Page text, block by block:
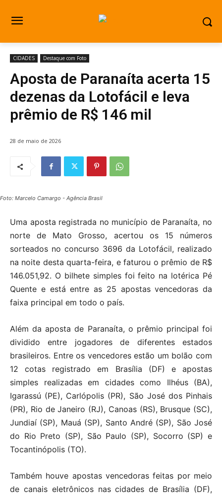
CIDADES Destaque com Foto
Aposta de Paranaíta acerta 15
dezenas da Lotofácil e leva
prêmio de R$ 146 mil
28 de maio de 2026
Foto: Marcelo Camargo - Agência Brasil
Uma aposta registrada no município de Paranaíta, no
norte de Mato Grosso, acertou os 15 números
sorteados no concurso 3696 da Lotofácil, realizado
na noite desta quarta-feira, e faturou o prêmio de R$
146.051,92. O bilhete simples foi feito na lotérica Pé
Quente e está entre as 25 apostas vencedoras da
faixa principal em todo o país.
Além da aposta de Paranaíta, o prêmio principal foi
dividido entre jogadores de diferentes estados
brasileiros. Entre os vencedores estão um bolão com
12 cotas registrado em Brasília (DF) e apostas
simples realizadas em cidades como Ilhéus (BA),
Igarassú (PE), Carlópolis (PR), São José dos Pinhais
(PR), Rio de Janeiro (RJ), Canoas (RS), Brusque (SC),
Jundiaí (SP), Mauá (SP), Santo André (SP), São José
do Rio Preto (SP), São Paulo (SP), Socorro (SP) e
Tocantinópolis (TO).
Também houve apostas vencedoras feitas por meio
de canais eletrônicos nas cidades de Brasília (DF),